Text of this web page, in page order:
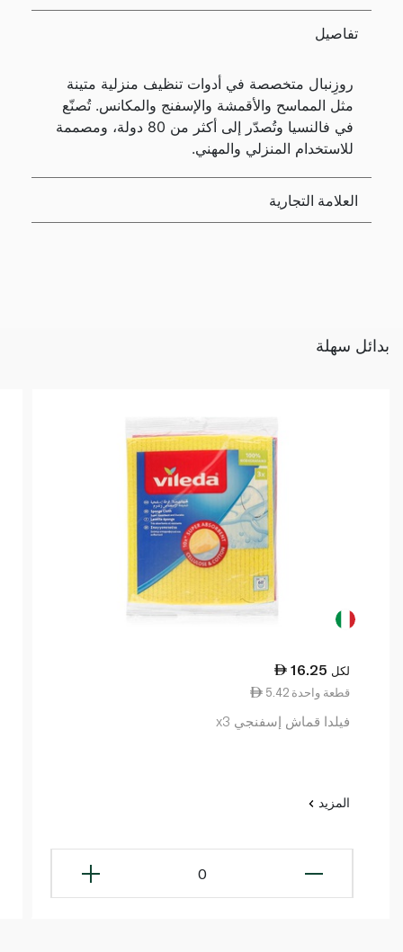
تفاصيل
روزِنبال متخصصة في أدوات تنظيف منزلية متينة
مثل المماسح والأقمشة والإسفنج والمكانس. تُصنّع
في فالنسيا وتُصدّر إلى أكثر من 80 دولة، ومصممة
للاستخدام المنزلي والمهني.
العلامة التجارية
بدائل سهلة
16.25 لكل
5.42 قطعة واحدة
فيلدا قماش إسفنجي x3
المزيد
0